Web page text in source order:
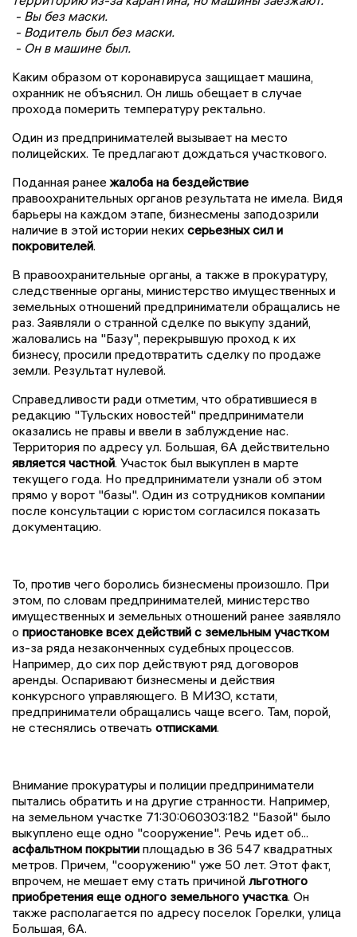
- Вы без маски.
- Водитель был без маски.
- Он в машине был.
Каким образом от коронавируса защищает машина,
охранник не объяснил. Он лишь обещает в случае
прохода померить температуру ректально.
Один из предпринимателей вызывает на место
полицейских. Те предлагают дождаться участкового.
Поданная ранеежалоба на бездействие
правоохранительных органов результата не имела. Видя
барьеры на каждом этапе, бизнесмены заподозрили
наличие в этой истории неких серьезных сил и
покровителей.
В правоохранительные органы, а также в прокуратуру,
следственные органы, министерство имущественных и
земельных отношений предприниматели обращались не
раз. Заявляли о странной сделке по выкупу зданий,
жаловались на "Базу", перекрывшую проход к их
бизнесу, просили предотвратить сделку по продаже
земли. Результат нулевой.
Справедливости ради отметим, что обратившиеся в
редакцию "Тульских новостей" предприниматели
оказались не правы и ввели в заблуждение нас.
Территория по адресу ул. Большая, 6А действительно
является частной. Участок был выкуплен в марте
текущего года. Но предприниматели узнали об этом
прямо у ворот "базы". Один из сотрудников компании
после консультации с юристом согласился показать
документацию.
То, против чего боролись бизнесмены произошло. При
этом, по словам предпринимателей, министерство
имущественных и земельных отношений ранее заявляло
о приостановке всех действий с земельным участком
из-за ряда незаконченных судебных процессов.
Например, до сих пор действуют ряд договоров
аренды. Оспаривают бизнесмены и действия
конкурсного управляющего. В МИЗО, кстати,
предприниматели обращались чаще всего. Там, порой,
не стеснялись отвечать отписками.
Внимание прокуратуры и полиции предприниматели
пытались обратить и на другие странности. Например,
на земельном участке 71:30:060303:182 "Базой" было
выкуплено еще одно "сооружение". Речь идет об...
асфальтном покрытии площадью в 36 547 квадратных
метров. Причем, "сооружению" уже 50 лет. Этот факт,
впрочем, не мешает ему стать причиной льготного
приобретения еще одного земельного участка. Он
также располагается по адресу поселок Горелки, улица
Большая, 6А.